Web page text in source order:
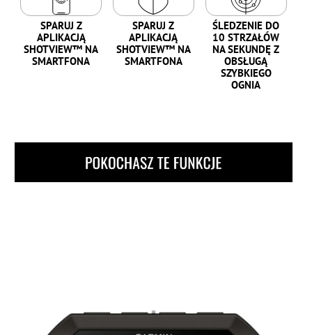
SPARUJ Z
APLIKACJĄ
SHOTVIEW™ NA
SMARTFONA
SPARUJ Z
APLIKACJĄ
SHOTVIEW™ NA
SMARTFONA
ŚLEDZENIE DO
10 STRZAŁÓW
NA SEKUNDĘ Z
OBSŁUGĄ
SZYBKIEGO
OGNIA